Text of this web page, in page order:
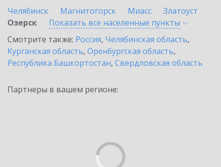
Челябинск
Магнитогорск Миасс
Златоуст
Озерск
Показать все населенные пункты
Смотрите также: Россия, Челябинская область,
Курганская область, Оренбургская область,
Республика Башкортостан, Свердловская область
Партнеры в вашем регионе: